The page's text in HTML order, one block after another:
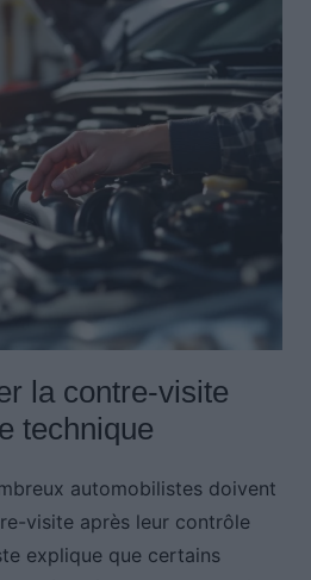
la contre-visite
technique
automobilistes doivent
visite après leur contrôle
explique que certains